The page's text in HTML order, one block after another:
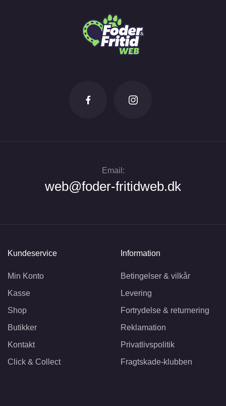
Email:
web@foder-fritidweb.dk
Kundeservice
Min Konto
Kasse
Shop
Butikker
Kontakt
Click & Collect
Information
Betingelser & vilkår
Levering
Fortrydelse & returnering
Reklamation
Privatlivspolitik
Fragtskade-klubben